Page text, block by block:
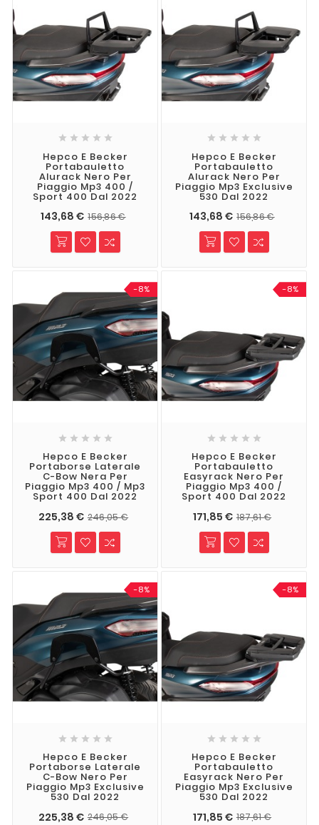
    
Hepco E Becker
Portabauletto
Alurack Nero Per
Piaggio Mp3 400 /
Sport 400 Dal 2022
143,68 € 156,86 €
    
Hepco E Becker
Portabauletto
Alurack Nero Per
Piaggio Mp3 Exclusive
530 Dal 2022
143,68 € 156,86 €
-8%
    
Hepco E Becker
Portaborse Laterale
C-Bow Nera Per
Piaggio Mp3 400 / Mp3
Sport 400 Dal 2022
225,38 € 246,05 €
-8%
    
Hepco E Becker
Portabauletto
Easyrack Nero Per
Piaggio Mp3 400 /
Sport 400 Dal 2022
171,85 € 187,61 €
-8%
    
Hepco E Becker
Portaborse Laterale
C-Bow Nero Per
Piaggio Mp3 Exclusive
530 Dal 2022
225,38 € 246,05 €
-8%
    
Hepco E Becker
Portabauletto
Easyrack Nero Per
Piaggio Mp3 Exclusive
530 Dal 2022
171,85 € 187,61 €